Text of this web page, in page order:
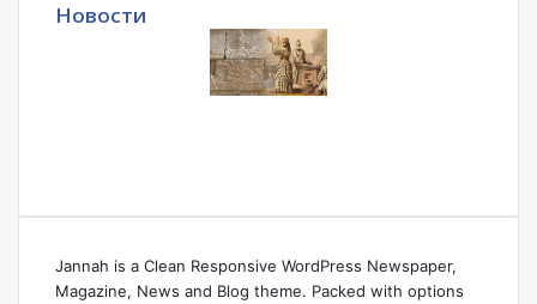
Новости
Jannah is a Clean Responsive WordPress Newspaper,
Magazine, News and Blog theme. Packed with options